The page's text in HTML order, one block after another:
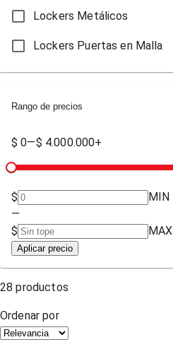
Lockers Metálicos
Lockers Puertas en Malla
Rango de precios
$ 0—$ 4.000.000+
$
MIN
—
$
MAX
Aplicar precio
28 productos
Ordenar por